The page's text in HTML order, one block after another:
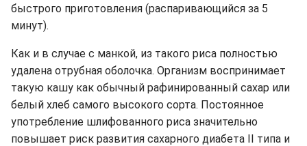
быстрого приготовления (распаривающийся за 5
минут).
Как и в случае с манкой, из такого риса полностью
удалена отрубная оболочка. Организм воспринимает
такую кашу как обычный рафинированный сахар или
белый хлеб самого высокого сорта. Постоянное
употребление шлифованного риса значительно
повышает риск развития сахарного диабета II типа и